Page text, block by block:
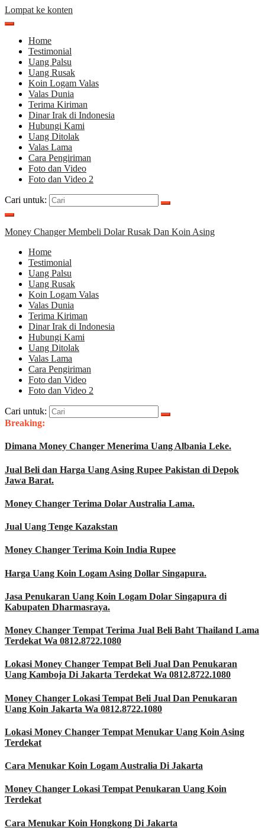
Lompat ke konten
Home
Testimonial
Uang Palsu
Uang Rusak
Koin Logam Valas
Valas Dunia
Terima Kiriman
Dinar Irak di Indonesia
Hubungi Kami
Uang Ditolak
Valas Lama
Cara Pengiriman
Foto dan Video
Foto dan Video 2
Cari untuk:
Money Changer Membeli Dolar Rusak Dan Koin Asing
Home
Testimonial
Uang Palsu
Uang Rusak
Koin Logam Valas
Valas Dunia
Terima Kiriman
Dinar Irak di Indonesia
Hubungi Kami
Uang Ditolak
Valas Lama
Cara Pengiriman
Foto dan Video
Foto dan Video 2
Cari untuk:
Breaking:
Dimana Money Changer Menerima Uang Albania Leke.
Jual Beli dan Harga Uang Asing Rupee Pakistan di Depok
Jawa Barat.
Money Changer Terima Dolar Australia Lama.
Jual Uang Tenge Kazakstan
Money Changer Terima Koin India Rupee
Harga Uang Koin Logam Asing Dollar Singapura.
Jasa Penukaran Uang Koin Logam Dolar Singapura di
Kabupaten Dharmasraya.
Money Changer Tempat Terima Jual Beli Baht Thailand Lama
Terdekat Wa 0812.8722.1080
Lokasi Money Changer Tempat Beli Jual Dan Penukaran
Uang Kamboja Di Jakarta Terdekat Wa 0812.8722.1080
Money Changer Lokasi Tempat Beli Jual Dan Penukaran
Uang Koin Jakarta Wa 0812.8722.1080
Lokasi Money Changer Tempat Menukar Uang Koin Asing
Terdekat
Cara Menukar Koin Logam Australia Di Jakarta
Money Changer Lokasi Tempat Penukaran Uang Koin
Terdekat
Cara Menukar Koin Hongkong Di Jakarta